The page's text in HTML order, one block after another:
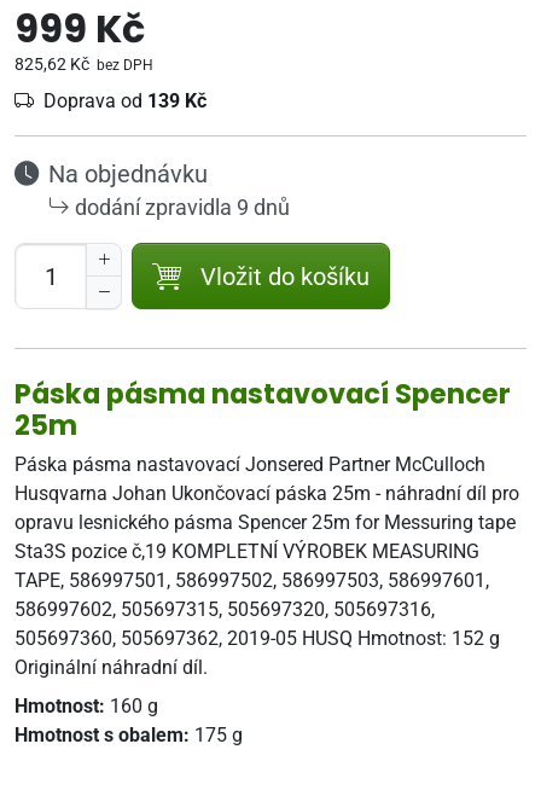
999 Kč
825,62 Kč bez DPH
Doprava od 139 Kč
Na objednávku
dodání zpravidla 9 dnů
Vložit do košíku
Páska pásma nastavovací Spencer
25m
Páska pásma nastavovací Jonsered Partner McCulloch
Husqvarna Johan Ukončovací páska 25m - náhradní díl pro
opravu lesnického pásma Spencer 25m for Messuring tape
Sta3S pozice č,19 KOMPLETNÍ VÝROBEK MEASURING
TAPE, 586997501, 586997502, 586997503, 586997601,
586997602, 505697315, 505697320, 505697316,
505697360, 505697362, 2019-05 HUSQ Hmotnost: 152 g
Originální náhradní díl.
Hmotnost: 160 g
Hmotnost s obalem: 175 g